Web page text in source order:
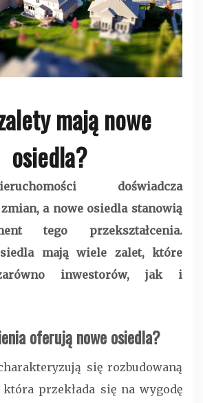
mają nowe
osiedla?
doświadcza
a nowe osiedla stanowią
tego przekształcenia.
mają wiele zalet, które
inwestorów, jak i
oferują nowe osiedla?
się rozbudowaną
przekłada się na wygodę